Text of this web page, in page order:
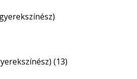
(13)